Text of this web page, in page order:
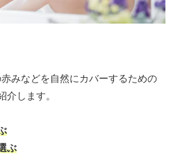
みなどを自然にカバーするための
介します。
ぶ